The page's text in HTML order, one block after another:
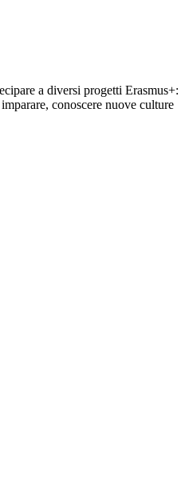
a diversi progetti Erasmus+:
conoscere nuove culture